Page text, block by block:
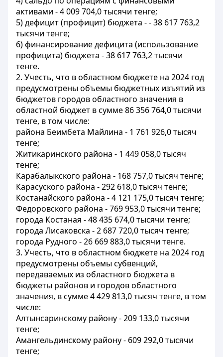
активами - 4 009 704,0 тысячи тенге;
5) дефицит (профицит) бюджета - - 38 617 763,2
тысячи тенге;
6) финансирование дефицита (использование
профицита) бюджета - 38 617 763,2 тысячи
тенге.
2. Учесть, что в областном бюджете на 2024 год
предусмотрены объемы бюджетных изъятий из
бюджетов городов областного значения в
областной бюджет в сумме 86 356 764,0 тысячи
тенге, в том числе:
района Беимбета Майлина - 1 761 926,0 тысяч
тенге;
Житикаринского района - 1 449 058,0 тысяч
тенге;
Карабалыкского района - 168 757,0 тысяч тенге;
Карасуского района - 292 618,0 тысяч тенге;
Костанайского района - 4 121 175,0 тысяч тенге;
Федоровского района - 769 953,0 тысячи тенге;
города Костаная - 48 435 674,0 тысячи тенге;
города Лисаковска - 2 687 720,0 тысяч тенге;
города Рудного - 26 669 883,0 тысячи тенге.
3. Учесть, что в областном бюджете на 2024 год
предусмотрены объемы субвенций,
передаваемых из областного бюджета в
бюджеты районов и городов областного
значения, в сумме 4 429 813,0 тысяч тенге, в том
числе:
Алтынсаринскому району - 209 133,0 тысячи
тенге;
Амангельдинскому району - 609 292,0 тысячи
тенге;